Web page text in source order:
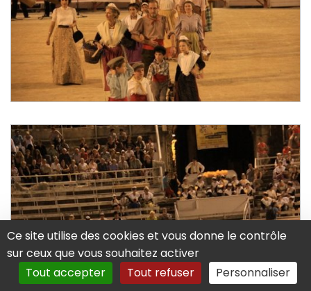
Ce site utilise des cookies et vous donne le contrôle
sur ceux que vous souhaitez activer
Tout accepter
Tout refuser Personnaliser